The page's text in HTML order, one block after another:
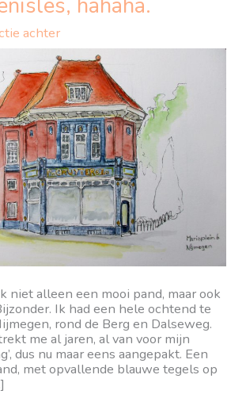
achter
niet alleen een mooi pand, maar ook
Ik had een hele ochtend te
rond de Berg en Dalseweg.
me al jaren, al van voor mijn
dus nu maar eens aangepakt. Een
met opvallende blauwe tegels op